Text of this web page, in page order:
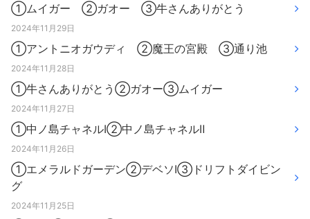
①ムイガー ②ガオー ③牛さんありがとう
2024年11月29日
①アントニオガウディ ②魔王の宮殿 ③通り池
2024年11月28日
①牛さんありがとう②ガオー③ムイガー
2024年11月27日
①中ノ島チャネルⅠ②中ノ島チャネルⅡ
2024年11月26日
①エメラルドガーデン②デベソⅠ③ドリフトダイビン
グ
2024年11月25日